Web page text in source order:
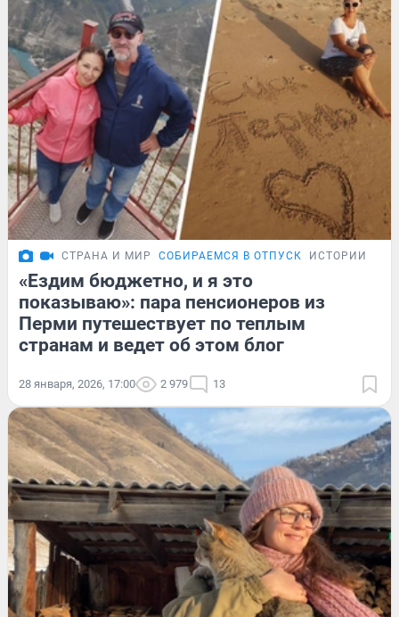
СТРАНА И МИР СОБИРАЕМСЯ В ОТПУСК ИСТОРИИ
«Ездим бюджетно, и я это
показываю»: пара пенсионеров из
Перми путешествует по теплым
странам и ведет об этом блог
28 января, 2026, 17:00 2 979 13